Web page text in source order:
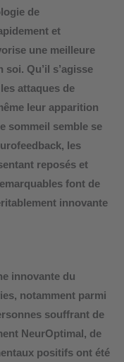
de
et
une meilleure
Qu’il s’agisse
attaques de
leur apparition
sommeil semble se
les
reposés et
font de
innovante
innovante du
notamment parmi
souffrant de
NeurOptimal, de
positifs ont été